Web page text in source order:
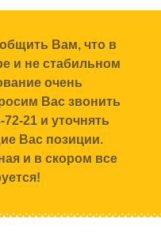
Вам, что в
и не стабильном
очень
Вас звонить
21 и уточнять
Вас позиции.
и в скором все